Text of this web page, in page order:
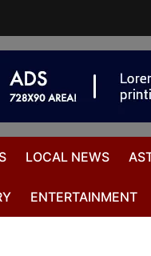
LOCAL NEWS
ENTERTAINMENT